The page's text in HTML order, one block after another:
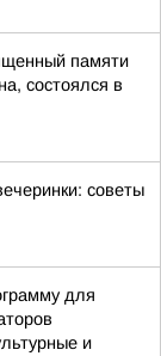
памяти
состоялся в
советы
для
и